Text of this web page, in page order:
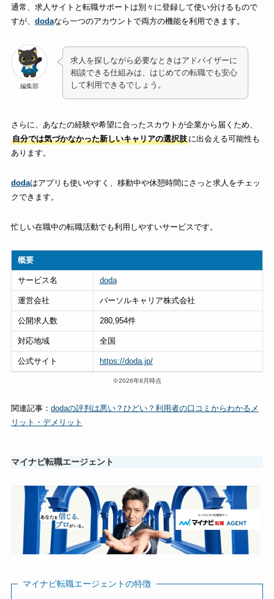
通常、求人サイトと転職サポートは別々に登録して使い分けるもので
すが、 dodaなら一つのアカウントで両方の機能を利用できます。
編集部
求人を探しながら必要なときはアドバイザーに
相談できる仕組みは、はじめての転職でも安心
して利用できるでしょう。
さらに、あなたの経験や希望に合ったスカウトが企業から届くため、
自分では気づかなかった新しいキャリアの選択肢に出会える可能性も
あります。
dodaはアプリも使いやすく、移動中や休憩時間にさっと求人をチェッ
クできます。
忙しい在職中の転職活動でも利用しやすいサービスです。
概要
サービス名 doda
運営会社 パーソルキャリア株式会社
公開求人数 280,954件
対応地域 全国
公式サイト https://doda.jp/
※2026年8月時点
関連記事： dodaの評判は悪い？ひどい？利用者の口コミからわかるメ
リット・デメリット
マイナビ転職エージェント
マイナビ転職エージェントの特徴